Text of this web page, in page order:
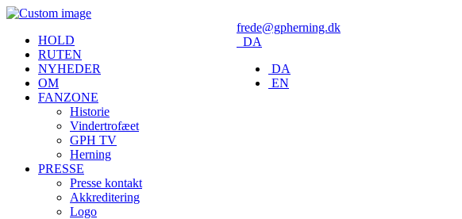
frede@gpherning.dk
DA
DA
EN
HOLD
RUTEN
NYHEDER
OM
FANZONE
Historie
Vindertrofæet
GPH TV
Herning
PRESSE
Presse kontakt
Akkreditering
Logo